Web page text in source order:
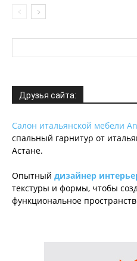
Друзья сайта:
Салон итальянской мебели
спальный гарнитур от
Астане.
Опытный дизайнер
текстуры и формы, чтобы
функциональное